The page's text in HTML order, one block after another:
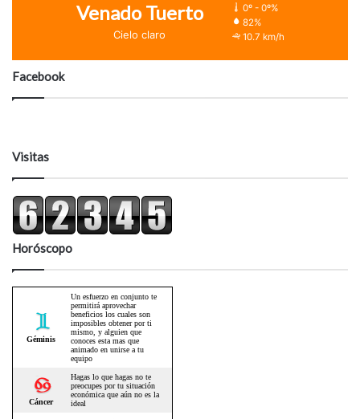
Venado Tuerto
Cielo claro
0º - 0º%
82%
10.7 km/h
Facebook
Visitas
Horóscopo